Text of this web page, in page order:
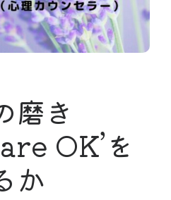
磨き
OK’を
か